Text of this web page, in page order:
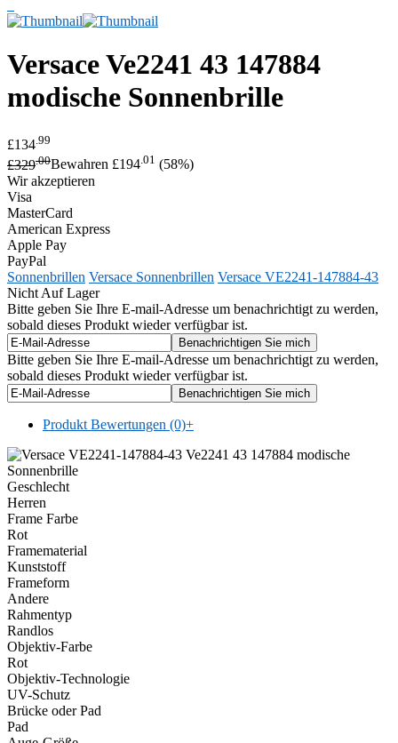
VersaceVe2241 43 147884
modische Sonnenbrille
£134 .99
£329.00Bewahren £194.01 (58%)
Wir akzeptieren
Visa
MasterCard
American Express
Apple Pay
PayPal
Sonnenbrillen Versace Sonnenbrillen Versace VE2241-147884-43
Nicht Auf Lager
Bitte geben Sie Ihre E-mail-Adresse um benachrichtigt zu werden,
sobald dieses Produkt wieder verfügbar ist.
Bitte geben Sie Ihre E-mail-Adresse um benachrichtigt zu werden,
sobald dieses Produkt wieder verfügbar ist.
Produkt Bewertungen (0)+
Geschlecht
Herren
Frame Farbe
Rot
Framematerial
Kunststoff
Frameform
Andere
Rahmentyp
Randlos
Objektiv-Farbe
Rot
Objektiv-Technologie
UV-Schutz
Brücke oder Pad
Pad